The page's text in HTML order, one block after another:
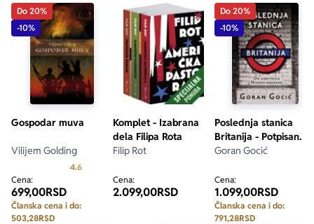
Do 20%
-10%
Gospodar muva
Vilijem Golding
4.6Prosecna ocena je 4.6 od 5
Cena:
699,00RSD
Članska cena i do:
503,28RSD
Komplet - Izabrana
dela Filipa Rota
Filip Rot
Cena:
2.099,00RSD
Do 20%
-10%
Poslednja stanica
Britanija - Potpisan
primerak
Goran Gocić
Cena:
1.099,00RSD
Članska cena i do:
791,28RSD